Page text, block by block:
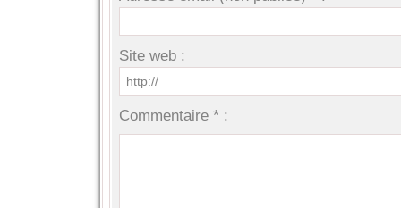
Site web :
Commentaire * :